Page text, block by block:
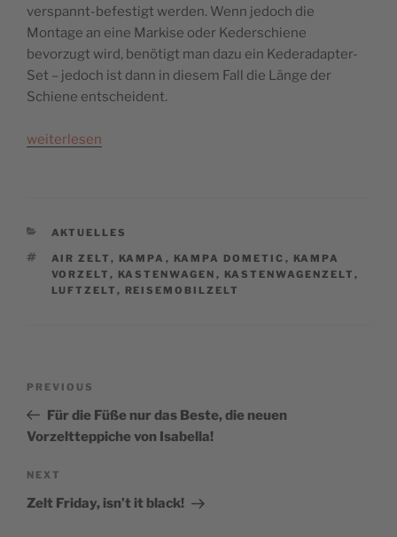
verspannt-befestigt werden. Wenn jedoch die
Montage an eine Markise oder Kederschiene
bevorzugt wird, benötigt man dazu ein Kederadapter-
Set – jedoch ist dann in diesem Fall die Länge der
Schiene entscheident.
weiterlesen
CATEGORIES
AKTUELLES
TAGS
AIR ZELT , KAMPA , KAMPA DOMETIC , KAMPA
VORZELT , KASTENWAGEN , KASTENWAGENZELT ,
LUFTZELT , REISEMOBILZELT
Previous
Post
PREVIOUS
Für die Füße nur das Beste, die neuen
Vorzeltteppiche von Isabella!
Next
Post
NEXT
Zelt Friday, isn’t it black!